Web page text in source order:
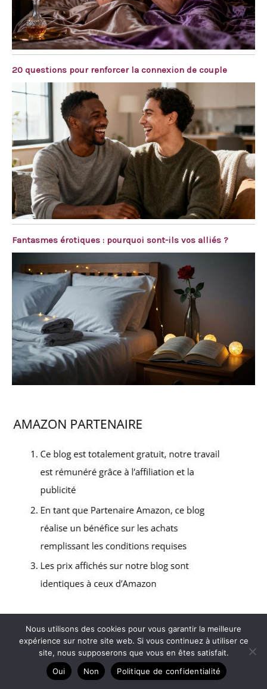
20 questions pour renforcer la connexion de couple
Fantasmes érotiques : pourquoi sont-ils vos alliés ?
Copyright © 2026 Le vibromasseur
A propos
Contact
Nous utilisons des cookies pour vous garantir la meilleure
expérience sur notre site web. Si vous continuez à utiliser ce
site, nous supposerons que vous en êtes satisfait.
Oui
Non Politique de confidentialité